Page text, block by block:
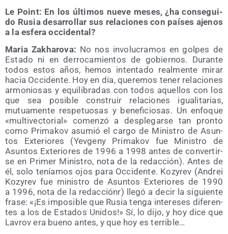
Le Point: En los últi­mos nue­ve meses, ¿ha con­se­gui­
do Rusia desa­rro­llar sus rela­cio­nes con paí­ses aje­nos
a la esfe­ra occidental?
Maria Zakha­ro­va: No nos invo­lu­cra­mos en gol­pes de
Esta­do ni en derro­ca­mien­tos de gobier­nos. Duran­te
todos estos años, hemos inten­ta­do real­men­te mirar
hacia Occi­den­te. Hoy en día, que­re­mos tener rela­cio­nes
armo­nio­sas y equi­li­bra­das con todos aque­llos con los
que sea posi­ble cons­truir rela­cio­nes igua­li­ta­rias,
mutua­men­te res­pe­tuo­sas y bene­fi­cio­sas. Un enfo­que
«mul­ti­vec­to­rial» comen­zó a des­ple­gar­se tan pron­to
como Pri­ma­kov asu­mió el car­go de Minis­tro de Asun­
tos Exte­rio­res (Yev­geny Pri­ma­kov fue Minis­tro de
Asun­tos Exte­rio­res de 1996 a 1998 antes de con­ver­tir­
se en Pri­mer Minis­tro, nota de la redac­ción). Antes de
él, solo tenía­mos ojos para Occi­den­te. Kozy­rev (Andrei
Kozy­rev fue minis­tro de Asun­tos Exte­rio­res de 1990
a 1996, nota de la redac­ciónr) lle­gó a decir la siguien­te
fra­se: «¡Es impo­si­ble que Rusia ten­ga intere­ses dife­ren­
tes a los de Esta­dos Uni­dos!» Sí, lo dijo, y hoy dice que
Lavrov era bueno antes, y que hoy es terrible…